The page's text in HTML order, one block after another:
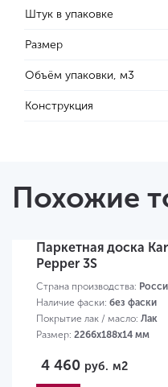
Штук в упаковке
Размер
Объём упаковки, м3
Конструкция
Похожие
Паркетная доска
Pepper 3S
Страна производства:
Наличие фаски: без фаски
Покрытие лак / масло: Лак
Размер: 2266х188х14 мм
4 460 руб. м2